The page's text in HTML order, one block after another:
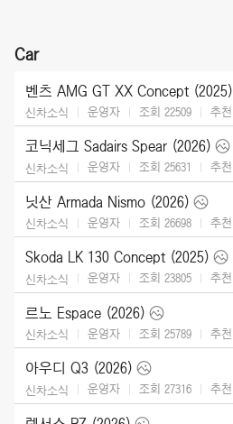
Car
벤츠 AMG GT XX Concept (2025)
신차소식 운영자 조회 22509 추천
코닉세그 Sadairs Spear (2026)
신차소식 운영자 조회 25631 추천
닛산 Armada Nismo (2026)
신차소식 운영자 조회 26698 추천
Skoda LK 130 Concept (2025)
신차소식 운영자 조회 23805 추천
르노 Espace (2026)
신차소식 운영자 조회 25789 추천
아우디 Q3 (2026)
신차소식 운영자 조회 27316 추천